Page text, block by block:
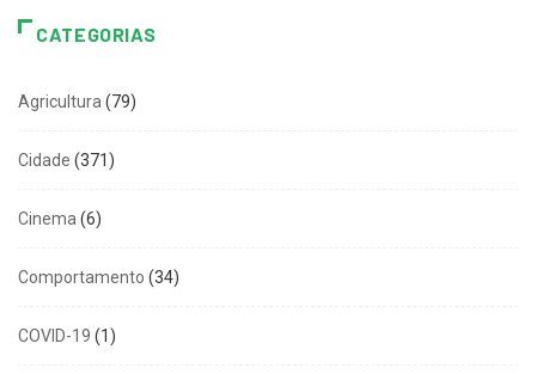
CATEGORIAS
Agricultura (79)
Cidade (371)
Cinema (6)
Comportamento (34)
COVID-19 (1)